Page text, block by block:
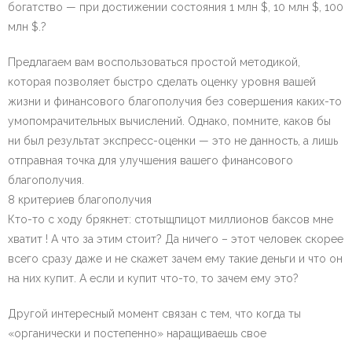
богатство — при достижении состояния 1 млн $, 10 млн $, 100
млн $.?
Предлагаем вам воспользоваться простой методикой,
которая позволяет быстро сделать оценку уровня вашей
жизни и финансового благополучия без совершения каких-то
умопомрачительных вычислений. Однако, помните, каков бы
ни был результат экспресс-оценки — это не данность, а лишь
отправная точка для улучшения вашего финансового
благополучия.
8 критериев благополучия
Кто-то с ходу брякнет: стотыщпицот миллионов баксов мне
хватит ! А что за этим стоит? Да ничего – этот человек скорее
всего сразу даже и не скажет зачем ему такие деньги и что он
на них купит. А если и купит что-то, то зачем ему это?
Другой интересный момент связан с тем, что когда ты
«органически и постепенно» наращиваешь свое